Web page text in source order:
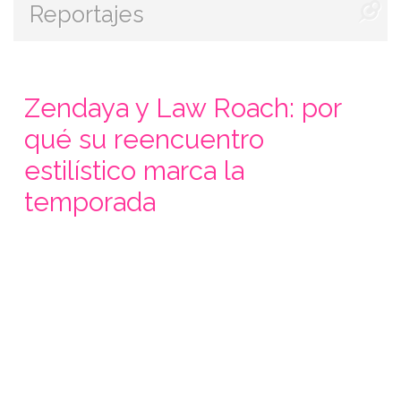
Reportajes
Zendaya y Law Roach: por
qué su reencuentro
estilístico marca la
temporada